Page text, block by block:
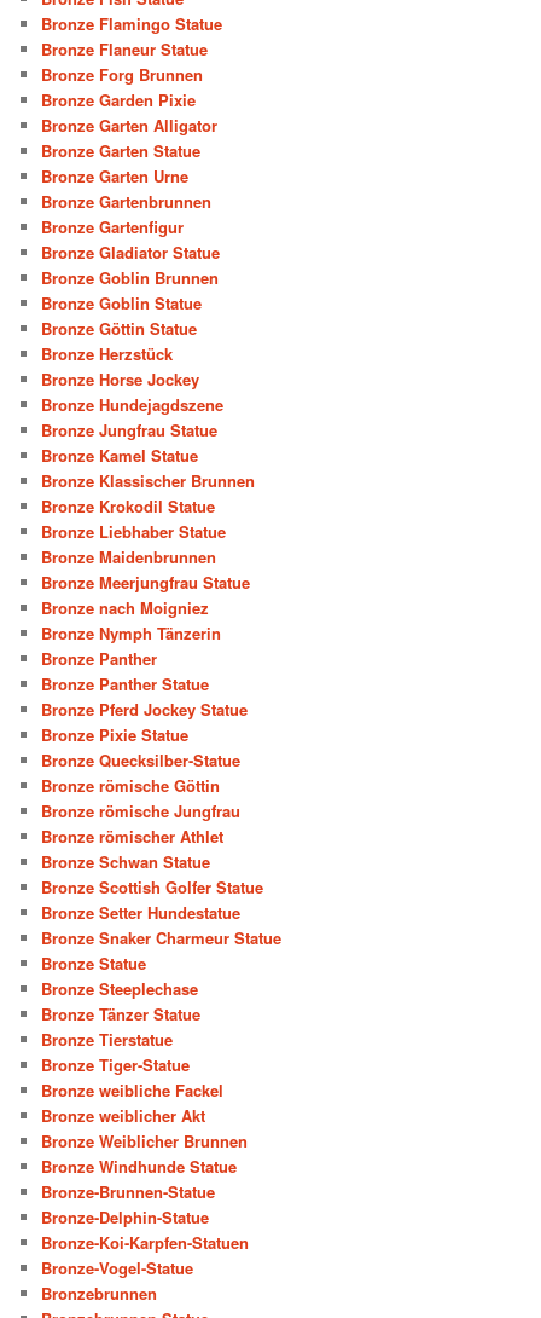
Bronze Flamingo Statue
Bronze Flaneur Statue
Bronze Forg Brunnen
Bronze Garden Pixie
Bronze Garten Alligator
Bronze Garten Statue
Bronze Garten Urne
Bronze Gartenbrunnen
Bronze Gartenfigur
Bronze Gladiator Statue
Bronze Goblin Brunnen
Bronze Goblin Statue
Bronze Göttin Statue
Bronze Herzstück
Bronze Horse Jockey
Bronze Hundejagdszene
Bronze Jungfrau Statue
Bronze Kamel Statue
Bronze Klassischer Brunnen
Bronze Krokodil Statue
Bronze Liebhaber Statue
Bronze Maidenbrunnen
Bronze Meerjungfrau Statue
Bronze nach Moigniez
Bronze Nymph Tänzerin
Bronze Panther
Bronze Panther Statue
Bronze Pferd Jockey Statue
Bronze Pixie Statue
Bronze Quecksilber-Statue
Bronze römische Göttin
Bronze römische Jungfrau
Bronze römischer Athlet
Bronze Schwan Statue
Bronze Scottish Golfer Statue
Bronze Setter Hundestatue
Bronze Snaker Charmeur Statue
Bronze Statue
Bronze Steeplechase
Bronze Tänzer Statue
Bronze Tierstatue
Bronze Tiger-Statue
Bronze weibliche Fackel
Bronze weiblicher Akt
Bronze Weiblicher Brunnen
Bronze Windhunde Statue
Bronze-Brunnen-Statue
Bronze-Delphin-Statue
Bronze-Koi-Karpfen-Statuen
Bronze-Vogel-Statue
Bronzebrunnen